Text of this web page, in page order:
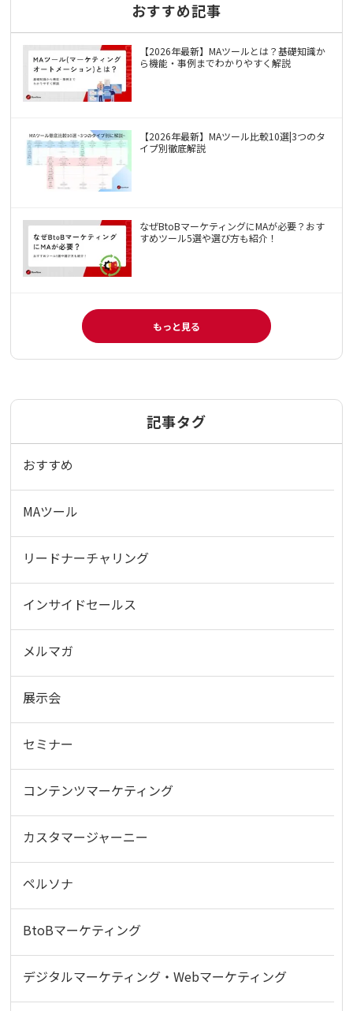
おすすめ記事
【2026年最新】MAツールとは？基礎知識か
ら機能・事例までわかりやすく解説
【2026年最新】MAツール比較10選|3つのタ
イプ別徹底解説
なぜBtoBマーケティングにMAが必要？おす
すめツール5選や選び方も紹介！
もっと見る
記事タグ
おすすめ
MAツール
リードナーチャリング
インサイドセールス
メルマガ
展示会
セミナー
コンテンツマーケティング
カスタマージャーニー
ペルソナ
BtoBマーケティング
デジタルマーケティング・Webマーケティング